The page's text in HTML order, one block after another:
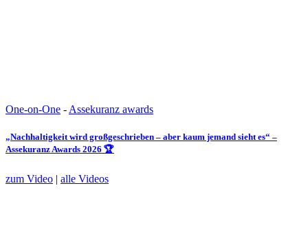
One-on-One - Assekuranz awards
„Nachhaltigkeit wird großgeschrieben – aber kaum jemand sieht es“ –
Assekuranz Awards 2026 🏆
zum Video | alle Videos